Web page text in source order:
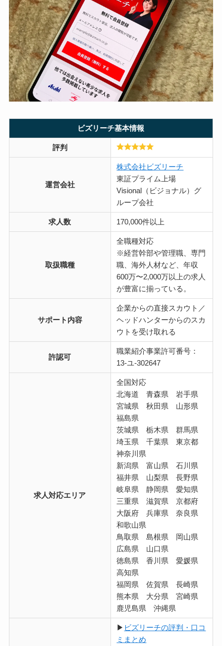
ビズリーチ基本情報
評判
運営会社
株式会社ビズリーチ
東証プライム上場
Visional（ビジョナル）グ
ループ会社
求人数 170,000件以上
取扱職種
全職種対応
※経営幹部や管理職、専門
職、海外人材など、年収
600万〜2,000万以上の求人
が豊富に揃っている。
サポート内容
企業からの直接スカウト／
ヘッドハンターからのスカ
ウトを受け取れる
許認可
職業紹介事業許可番号：
13-ユ-302647
求人対応エリア
全国対応
北海道 青森県 岩手県
宮城県 秋田県 山形県
福島県
茨城県 栃木県 群馬県
埼玉県 千葉県 東京都
神奈川県
新潟県 富山県 石川県
福井県 山梨県 長野県
岐阜県 静岡県 愛知県
三重県 滋賀県 京都府
大阪府 兵庫県 奈良県
和歌山県
鳥取県 島根県 岡山県
広島県 山口県
徳島県 香川県 愛媛県
高知県
福岡県 佐賀県 長崎県
熊本県 大分県 宮崎県
鹿児島県 沖縄県
▶ ビズリーチの評判・口コ
ミまとめ